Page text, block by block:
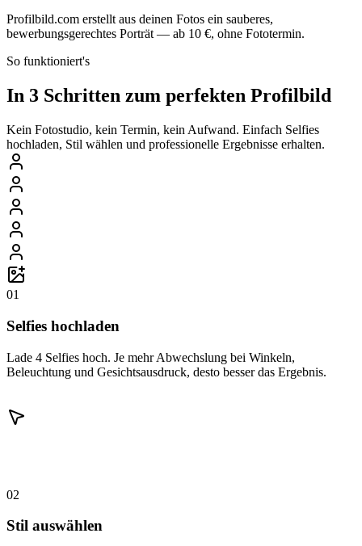
Profilbild.com erstellt aus deinen Fotos ein sauberes,
bewerbungsgerechtes Porträt — ab 10 €, ohne Fototermin.
So funktioniert's
In 3 Schritten zum perfekten Profilbild
Kein Fotostudio, kein Termin, kein Aufwand. Einfach Selfies
hochladen, Stil wählen und professionelle Ergebnisse erhalten.
01
Selfies hochladen
Lade 4 Selfies hoch. Je mehr Abwechslung bei Winkeln,
Beleuchtung und Gesichtsausdruck, desto besser das Ergebnis.
02
Stil auswählen